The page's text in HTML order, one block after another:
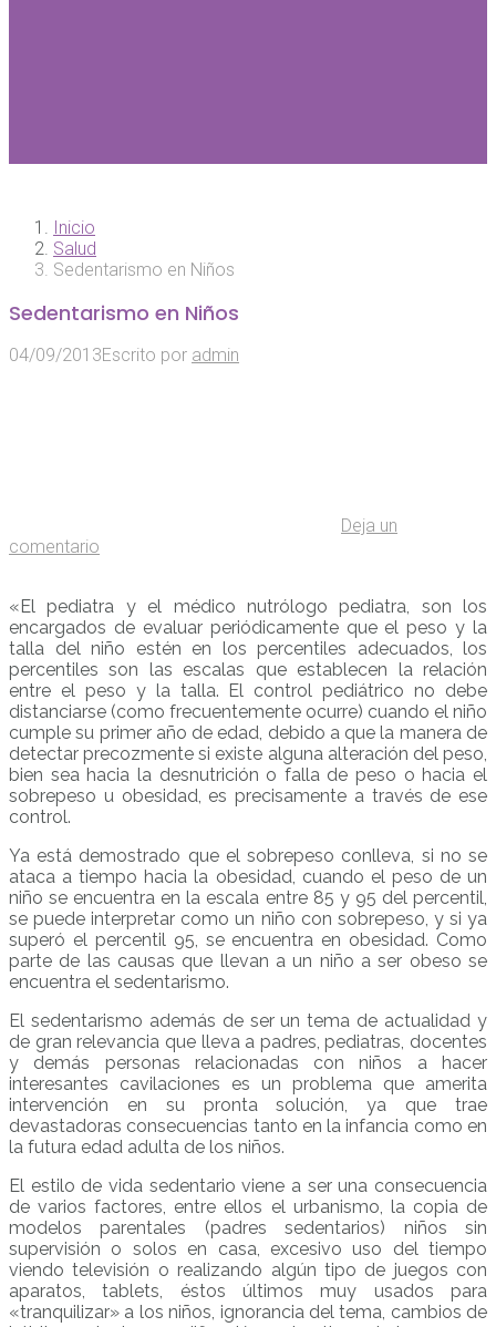
Inicio
Salud
Sedentarismo en Niños
Sedentarismo en Niños
04/09/2013Escrito por admin
Deja un
comentario
«El pediatra y el médico nutrólogo pediatra, son los
encargados de evaluar periódicamente que el peso y la
talla del niño estén en los percentiles adecuados, los
percentiles son las escalas que establecen la relación
entre el peso y la talla. El control pediátrico no debe
distanciarse (como frecuentemente ocurre) cuando el niño
cumple su primer año de edad, debido a que la manera de
detectar precozmente si existe alguna alteración del peso,
bien sea hacia la desnutrición o falla de peso o hacia el
sobrepeso u obesidad, es precisamente a través de ese
control.
Ya está demostrado que el sobrepeso conlleva, si no se
ataca a tiempo hacia la obesidad, cuando el peso de un
niño se encuentra en la escala entre 85 y 95 del percentil,
se puede interpretar como un niño con sobrepeso, y si ya
superó el percentil 95, se encuentra en obesidad. Como
parte de las causas que llevan a un niño a ser obeso se
encuentra el sedentarismo.
El sedentarismo además de ser un tema de actualidad y
de gran relevancia que lleva a padres, pediatras, docentes
y demás personas relacionadas con niños a hacer
interesantes cavilaciones es un problema que amerita
intervención en su pronta solución, ya que trae
devastadoras consecuencias tanto en la infancia como en
la futura edad adulta de los niños.
El estilo de vida sedentario viene a ser una consecuencia
de varios factores, entre ellos el urbanismo, la copia de
modelos parentales (padres sedentarios) niños sin
supervisión o solos en casa, excesivo uso del tiempo
viendo televisión o realizando algún tipo de juegos con
aparatos, tablets, éstos últimos muy usados para
«tranquilizar» a los niños, ignorancia del tema, cambios de